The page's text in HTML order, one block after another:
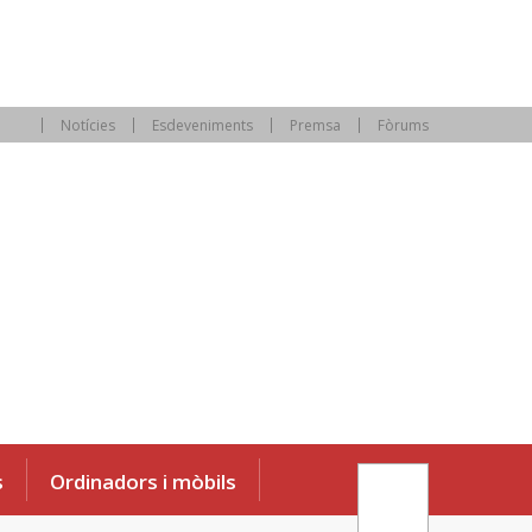
Notícies Esdeveniments Premsa Fòrums
Ordinadors i mòbils